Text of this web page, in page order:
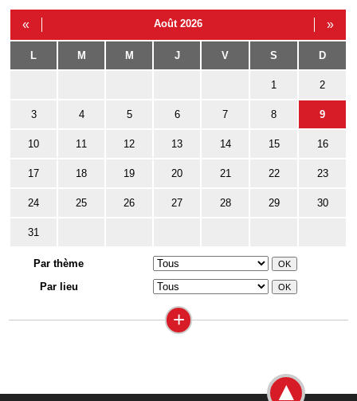
« Août 2026 »
L M M J V S D
1 2
3 4 5 6 7 8 9
10 11 12 13 14 15 16
17 18 19 20 21 22 23
24 25 26 27 28 29 30
31
Par thème
Par lieu
+